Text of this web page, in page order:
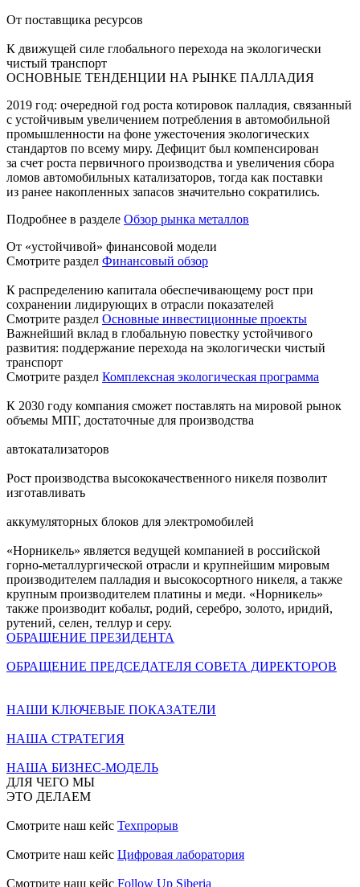
От поставщика ресурсов
К движущей силе глобального перехода на экологически
чистый транспорт
ОСНОВНЫЕ ТЕНДЕНЦИИ НА РЫНКЕ ПАЛЛАДИЯ
2019 год: очередной год роста котировок палладия, связанный
с устойчивым увеличением потребления в автомобильной
промышленности на фоне ужесточения экологических
стандартов по всему миру. Дефицит был компенсирован
за счет роста первичного производства и увеличения сбора
ломов автомобильных катализаторов, тогда как поставки
из ранее накопленных запасов значительно сократились.
Подробнее в разделе Обзор рынка металлов
От «устойчивой» финансовой модели
Смотрите раздел Финансовый обзор
К распределению капитала обеспечивающему рост при
сохранении лидирующих в отрасли показателей
Смотрите раздел Основные инвестиционные проекты
Важнейший вклад в глобальную повестку устойчивого
развития: поддержание перехода на экологически чистый
транспорт
Смотрите раздел Комплексная экологическая программа
К 2030 году компания сможет поставлять на мировой рынок
объемы МПГ, достаточные для производства
автокатализаторов
Рост производства высококачественного никеля позволит
изготавливать
аккумуляторных блоков для электромобилей
«Норникель» является ведущей компанией в российской
горно-металлургической отрасли и крупнейшим мировым
производителем палладия и высокосортного никеля, а также
крупным производителем платины и меди. «Норникель»
также производит кобальт, родий, серебро, золото, иридий,
рутений, селен, теллур и серу.
ОБРАЩЕНИЕ ПРЕЗИДЕНТА
ОБРАЩЕНИЕ ПРЕДСЕДАТЕЛЯ СОВЕТА ДИРЕКТОРОВ
НАШИ КЛЮЧЕВЫЕ ПОКАЗАТЕЛИ
НАША СТРАТЕГИЯ
НАША БИЗНЕС-МОДЕЛЬ
ДЛЯ ЧЕГО МЫ
ЭТО ДЕЛАЕМ
Смотрите наш кейс Техпрорыв
Смотрите наш кейс Цифровая лаборатория
Смотрите наш кейс Follow Up Siberia